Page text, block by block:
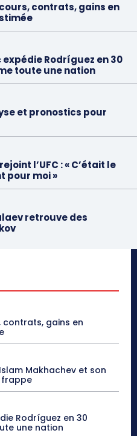
contrats, gains en
expédie Rodríguez en 30
toute une nation
et pronostics pour
l’UFC : « C’était le
pour moi »
retrouve des
contrats, gains en
Makhachev et son
frappe
Rodríguez en 30
une nation